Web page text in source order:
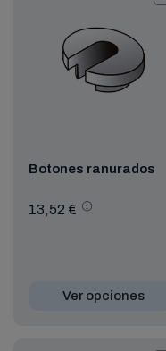
Botones ranurados
13,52 €
Ver opciones